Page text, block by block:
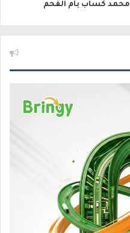
محمد كساب بأم الفحم